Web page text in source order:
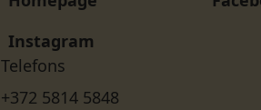
Instagram
Telefons
+372 5814 5848